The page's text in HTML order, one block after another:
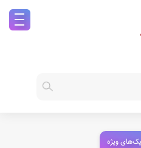
ویژه